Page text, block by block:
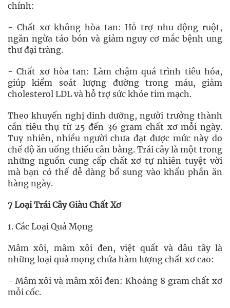
chính:
- Chất xơ không hòa tan: Hỗ trợ nhu động ruột,
ngăn ngừa táo bón và giảm nguy cơ mắc bệnh ung
thư đại tràng.
- Chất xơ hòa tan: Làm chậm quá trình tiêu hóa,
giúp kiểm soát lượng đường trong máu, giảm
cholesterol LDL và hỗ trợ sức khỏe tim mạch.
Theo khuyến nghị dinh dưỡng, người trưởng thành
cần tiêu thụ từ 25 đến 36 gram chất xơ mỗi ngày.
Tuy nhiên, nhiều người chưa đạt được mức này do
chế độ ăn uống thiếu cân bằng. Trái cây là một trong
những nguồn cung cấp chất xơ tự nhiên tuyệt vời
mà bạn có thể dễ dàng bổ sung vào khẩu phần ăn
hàng ngày.
7 Loại Trái Cây Giàu Chất Xơ
1. Các Loại Quả Mọng
Mâm xôi, mâm xôi đen, việt quất và dâu tây là
những loại quả mọng chứa hàm lượng chất xơ cao:
- Mâm xôi và mâm xôi đen: Khoảng 8 gram chất xơ
mỗi cốc.